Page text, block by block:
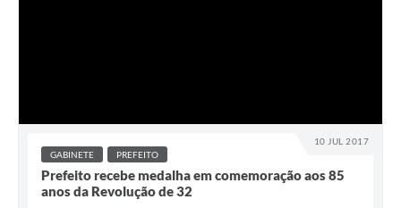
10 JUL 2017
GABINETE PREFEITO
Prefeito recebe medalha em comemoração aos 85
anos da Revolução de 32